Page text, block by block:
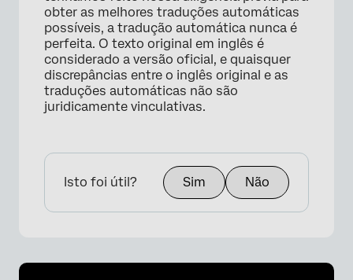
obter as melhores traduções automáticas
possíveis, a tradução automática nunca é
perfeita. O texto original em inglês é
considerado a versão oficial, e quaisquer
discrepâncias entre o inglês original e as
traduções automáticas não são
juridicamente vinculativas.
Isto foi útil? Sim Não